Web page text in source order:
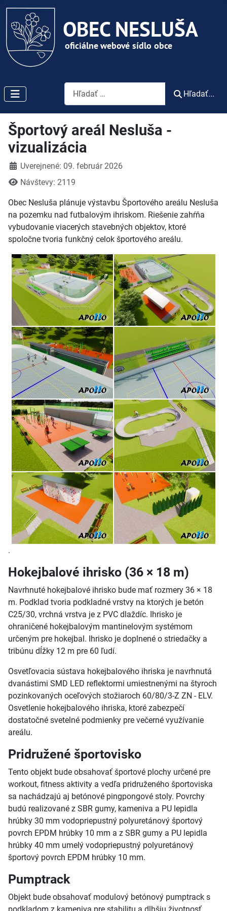
Vyhľadávanie
Hľadať...
Športový areál Nesluša -
vizualizácia
DetailyUverejnené: 09. február 2026
Návštevy: 2119
Obec Nesluša plánuje výstavbu Športového areálu Nesluša
na pozemku nad futbalovým ihriskom. Riešenie zahŕňa
vybudovanie viacerých stavebných objektov, ktoré
spoločne tvoria funkčný celok športového areálu.
.
Hokejbalové ihrisko (36 × 18 m)
Navrhnuté hokejbalové ihrisko bude mať rozmery 36 × 18
m. Podklad tvoria podkladné vrstvy na ktorých je betón
C25/30, vrchná vrstva je z PVC dlaždíc. Ihrisko je
ohraničené hokejbalovým mantinelovým systémom
určeným pre hokejbal. Ihrisko je doplnené o striedačky a
tribúnu dĺžky 12 m pre 60 ľudí.
Osvetľovacia sústava hokejbalového ihriska je navrhnutá
dvanástimi SMD LED reflektormi umiestnenými na štyroch
pozinkovaných oceľových stožiaroch 60/80/3-Z ZN - ELV.
Osvetlenie hokejbalového ihriska, ktoré zabezpečí
dostatočné svetelné podmienky pre večerné využívanie
areálu.
Pridružené športovisko
Tento objekt bude obsahovať športové plochy určené pre
workout, fitness aktivity a vedľa pridruženého športoviska
sa nachádzajú aj betónové pingpongové stoly. Povrchy
budú realizované z SBR gumy, kameniva a PU lepidla
hrúbky 30 mm vodopriepustný polyuretánový športový
povrch EPDM hrúbky 10 mm a z SBR gumy a PU lepidla
hrúbky 40 mm umelý vodopriepustný polyuretánový
športový povrch EPDM hrúbky 10 mm.
Pumptrack
Objekt bude obsahovať modulový betónový pumptrack s